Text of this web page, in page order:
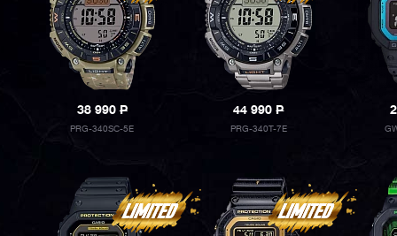
38 990P
PRG-340SC-5E
44 990P
PRG-340T-7E